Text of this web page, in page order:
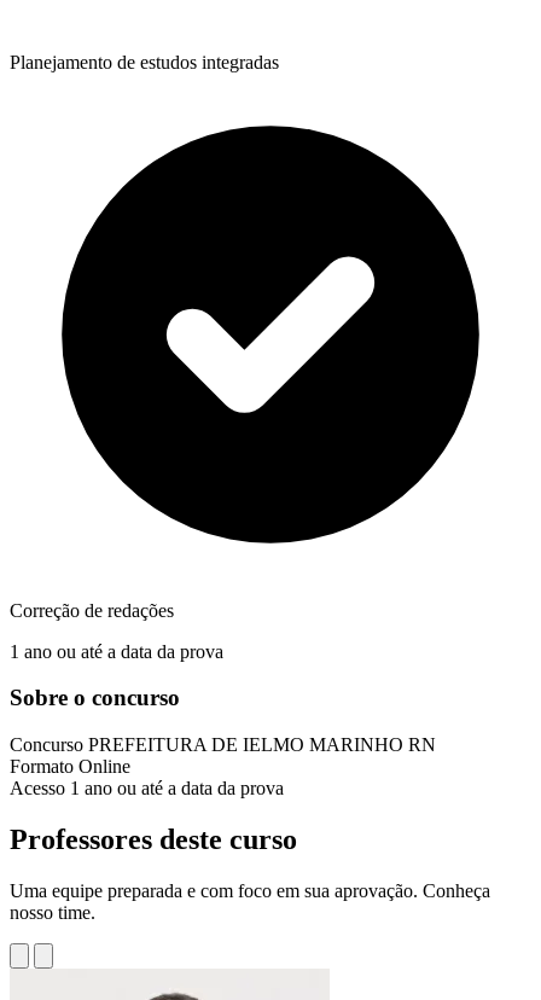
Planejamento de estudos integradas
Correção de redações
1 ano ou até a data da prova
Sobre o concurso
Concurso PREFEITURA DE IELMO MARINHO RN
Formato Online
Acesso 1 ano ou até a data da prova
Professores deste curso
Uma equipe preparada e com foco em sua aprovação. Conheça
nosso time.